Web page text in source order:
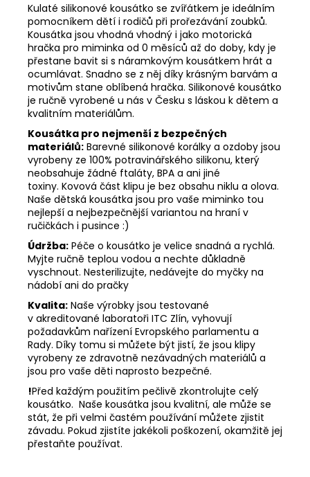
Kulaté silikonové kousátko se zvířátkem je ideálním
pomocníkem dětí i rodičů při prořezávání zoubků.
Kousátka jsou vhodná vhodný i jako motorická
hračka pro miminka od 0 měsíců až do doby, kdy je
přestane bavit si s náramkovým kousátkem hrát a
ocumlávat. Snadno se z něj díky krásným barvám a
motivům stane oblíbená hračka. Silikonové kousátko
je ručně vyrobené u nás v Česku s láskou k dětem a
kvalitním materiálům.
Kousátka pro nejmenší z bezpečných
materiálů: Barevné silikonové korálky a ozdoby jsou
vyrobeny ze 100% potravinářského silikonu, který
neobsahuje žádné ftaláty, BPA a ani jiné
toxiny. Kovová část klipu je bez obsahu niklu a olova.
Naše dětská kousátka jsou pro vaše miminko tou
nejlepší a nejbezpečnější variantou na hraní v
ručičkách i pusince :)
Údržba: Péče o kousátko je velice snadná a rychlá.
Myjte ručně teplou vodou a nechte důkladně
vyschnout. Nesterilizujte, nedávejte do myčky na
nádobí ani do pračky
Kvalita: Naše výrobky jsou testované
v akreditované laboratoři ITC Zlín, vyhovují
požadavkům nařízení Evropského parlamentu a
Rady. Díky tomu si můžete být jistí, že jsou klipy
vyrobeny ze zdravotně nezávadných materiálů a
jsou pro vaše děti naprosto bezpečné.
!Před každým použitím pečlivě zkontrolujte celý
kousátko. Naše kousátka jsou kvalitní, ale může se
stát, že při velmi častém používání můžete zjistit
závadu. Pokud zjistíte jakékoli poškození, okamžitě jej
přestaňte používat.